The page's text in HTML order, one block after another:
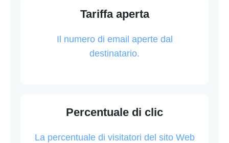
Tariffa aperta
Il numero di email aperte dal
destinatario.
Percentuale di clic
La percentuale di visitatori del sito Web